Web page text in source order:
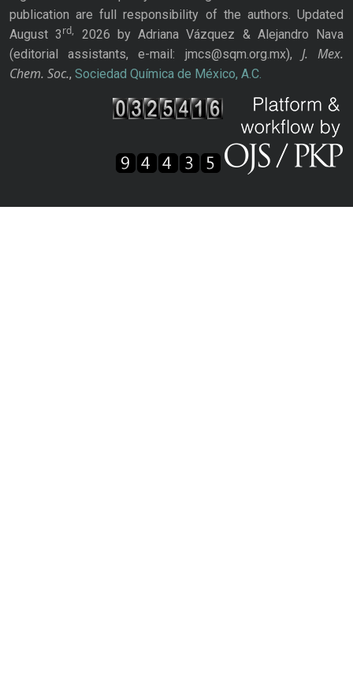
publication are full responsibility of the authors. Updated
August 3rd,
2026 by Adriana Vázquez & Alejandro Nava
(editorial assistants, e-mail: jmcs@sqm.org.mx), J. Mex.
Chem. Soc., Sociedad Química de México, A.C.